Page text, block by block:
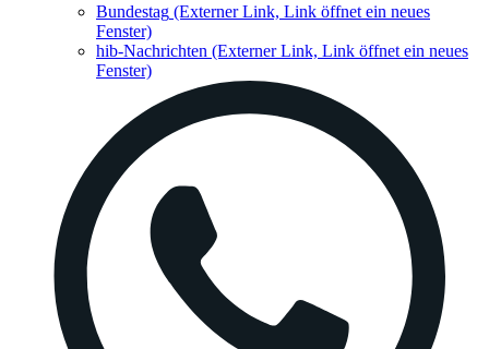
Bundestag (Externer Link, Link öffnet ein neues
Fenster)
hib-Nachrichten (Externer Link, Link öffnet ein neues
Fenster)